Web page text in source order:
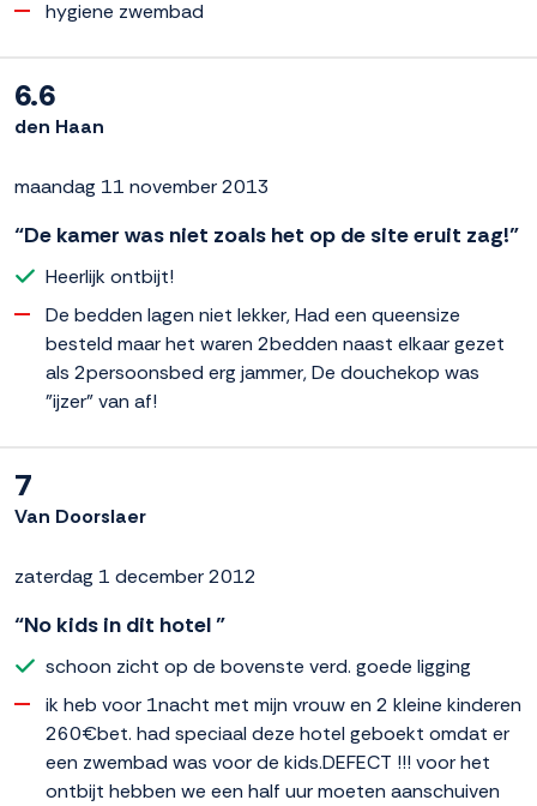
hygiene zwembad
6.6
den Haan
maandag 11 november 2013
“De kamer was niet zoals het op de site eruit zag!”
Heerlijk ontbijt!
De bedden lagen niet lekker, Had een queensize
besteld maar het waren 2bedden naast elkaar gezet
als 2persoonsbed erg jammer, De douchekop was
"ijzer" van af!
7
Van Doorslaer
zaterdag 1 december 2012
“No kids in dit hotel ”
schoon zicht op de bovenste verd. goede ligging
ik heb voor 1nacht met mijn vrouw en 2 kleine kinderen
260€bet. had speciaal deze hotel geboekt omdat er
een zwembad was voor de kids.DEFECT !!! voor het
ontbijt hebben we een half uur moeten aanschuiven